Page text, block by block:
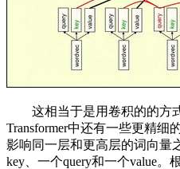
这相当于是用卷积的的方式
Transformer中还有一些更精细
影响同一层和更高层的词向量
key、一个query和一个value。